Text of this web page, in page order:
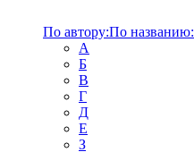
По автору:По названию:
А
Б
В
Г
Д
Е
З